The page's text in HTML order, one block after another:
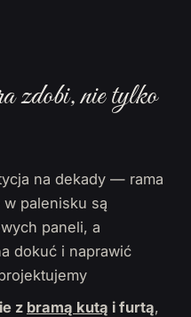
zdobi, nie tylko
na dekady — rama
palenisku są
paneli, a
dokuć i naprawić
z bramą kutą i furtą,